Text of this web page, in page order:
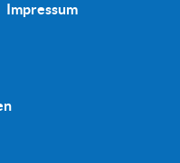
Impressum